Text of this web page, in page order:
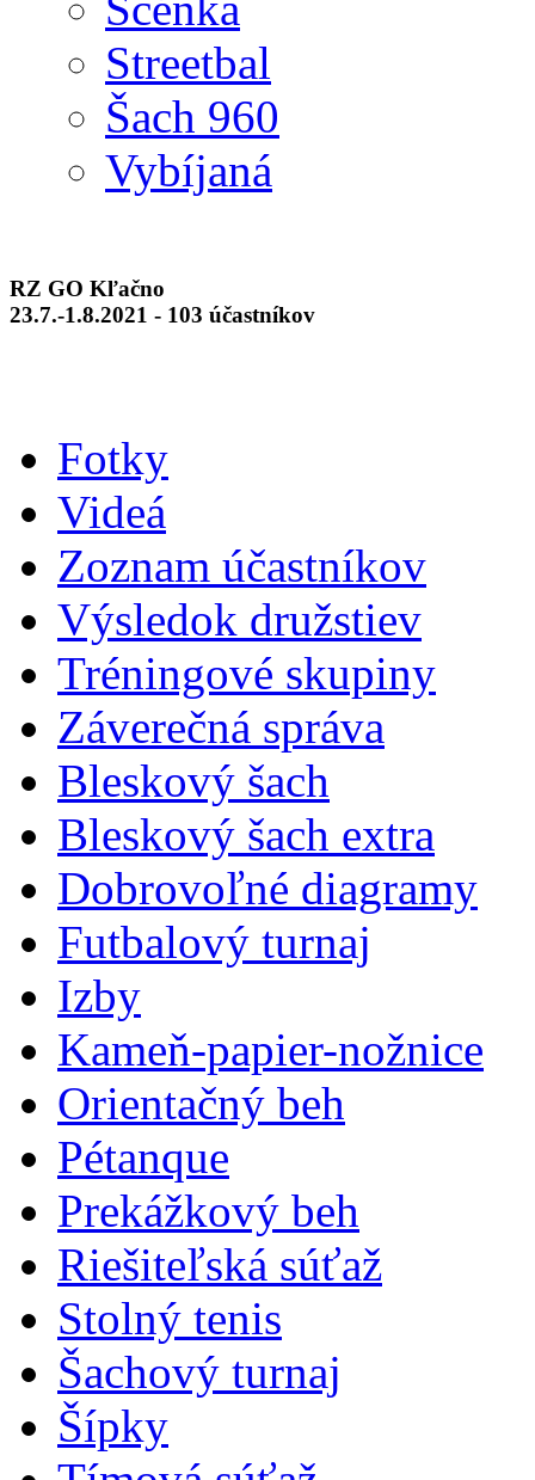
Streetbal
Šach 960
Vybíjaná
RZ GO Kľačno
23.7.-1.8.2021 - 103 účastníkov
Fotky
Videá
Zoznam účastníkov
Výsledok družstiev
Tréningové skupiny
Záverečná správa
Bleskový šach
Bleskový šach extra
Dobrovoľné diagramy
Futbalový turnaj
Izby
Kameň-papier-nožnice
Orientačný beh
Pétanque
Prekážkový beh
Riešiteľská súťaž
Stolný tenis
Šachový turnaj
Šípky